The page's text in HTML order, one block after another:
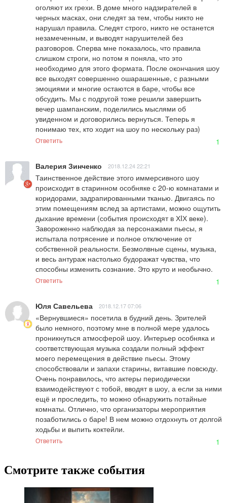
оголяют их грехи. В доме много надзирателей в
черных масках, они следят за тем, чтобы никто не
нарушал правила. Следят строго, никто не останется
незамеченным, и выводят нарушителей без
разговоров. Сперва мне показалось, что правила
слишком строги, но потом я поняла, что это
необходимо для этого формата. После окончания шоу
все выходят совершенно ошарашенные, с разными
эмоциями и многие остаются в баре, чтобы все
обсудить. Мы с подругой тоже решили завершить
вечер шампанским, поделились мыслями об
увиденном и договорились вернуться. Теперь я
понимаю тех, кто ходит на шоу по нескольку раз)
Ответить 1
Валерия Зинченко 2018.12.24 22:21
Таинственное действие этого иммерсивного шоу
происходит в старинном особняке с 20-ю комнатами и
коридорами, задрапированными тканью. Двигаясь по
этим помещениям вслед за артистами, можно ощутить
дыхание времени (события происходят в ХIХ веке).
Завороженно наблюдая за персонажами пьесы, я
испытала потрясение и полное отключение от
собственной реальности. Безмолвные сцены, музыка,
и весь антураж настолько будоражат чувства, что
способны изменить сознание. Это круто и необычно.
Ответить 1
Юля Савельева 2018.12.17 07:06
«Вернувшиеся» посетила в будний день. Зрителей
было немного, поэтому мне в полной мере удалось
проникнуться атмосферой шоу. Интерьер особняка и
соответствующая музыка создали полный эффект
моего перемещения в действие пьесы. Этому
способствовали и запахи старины, витавшие повсюду.
Очень понравилось, что актеры периодически
взаимодействуют с тобой, вводят в шоу, а если за ними
ещё и проследить, то можно обнаружить потайные
комнаты. Отлично, что организаторы мероприятия
позаботились о баре! В нем можно отдохнуть от долгой
ходьбы и выпить коктейли.
Ответить 1
Смотрите также события